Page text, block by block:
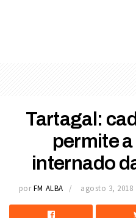
Tartagal:
permite
internado
por FM ALBA agosto 3, 2018